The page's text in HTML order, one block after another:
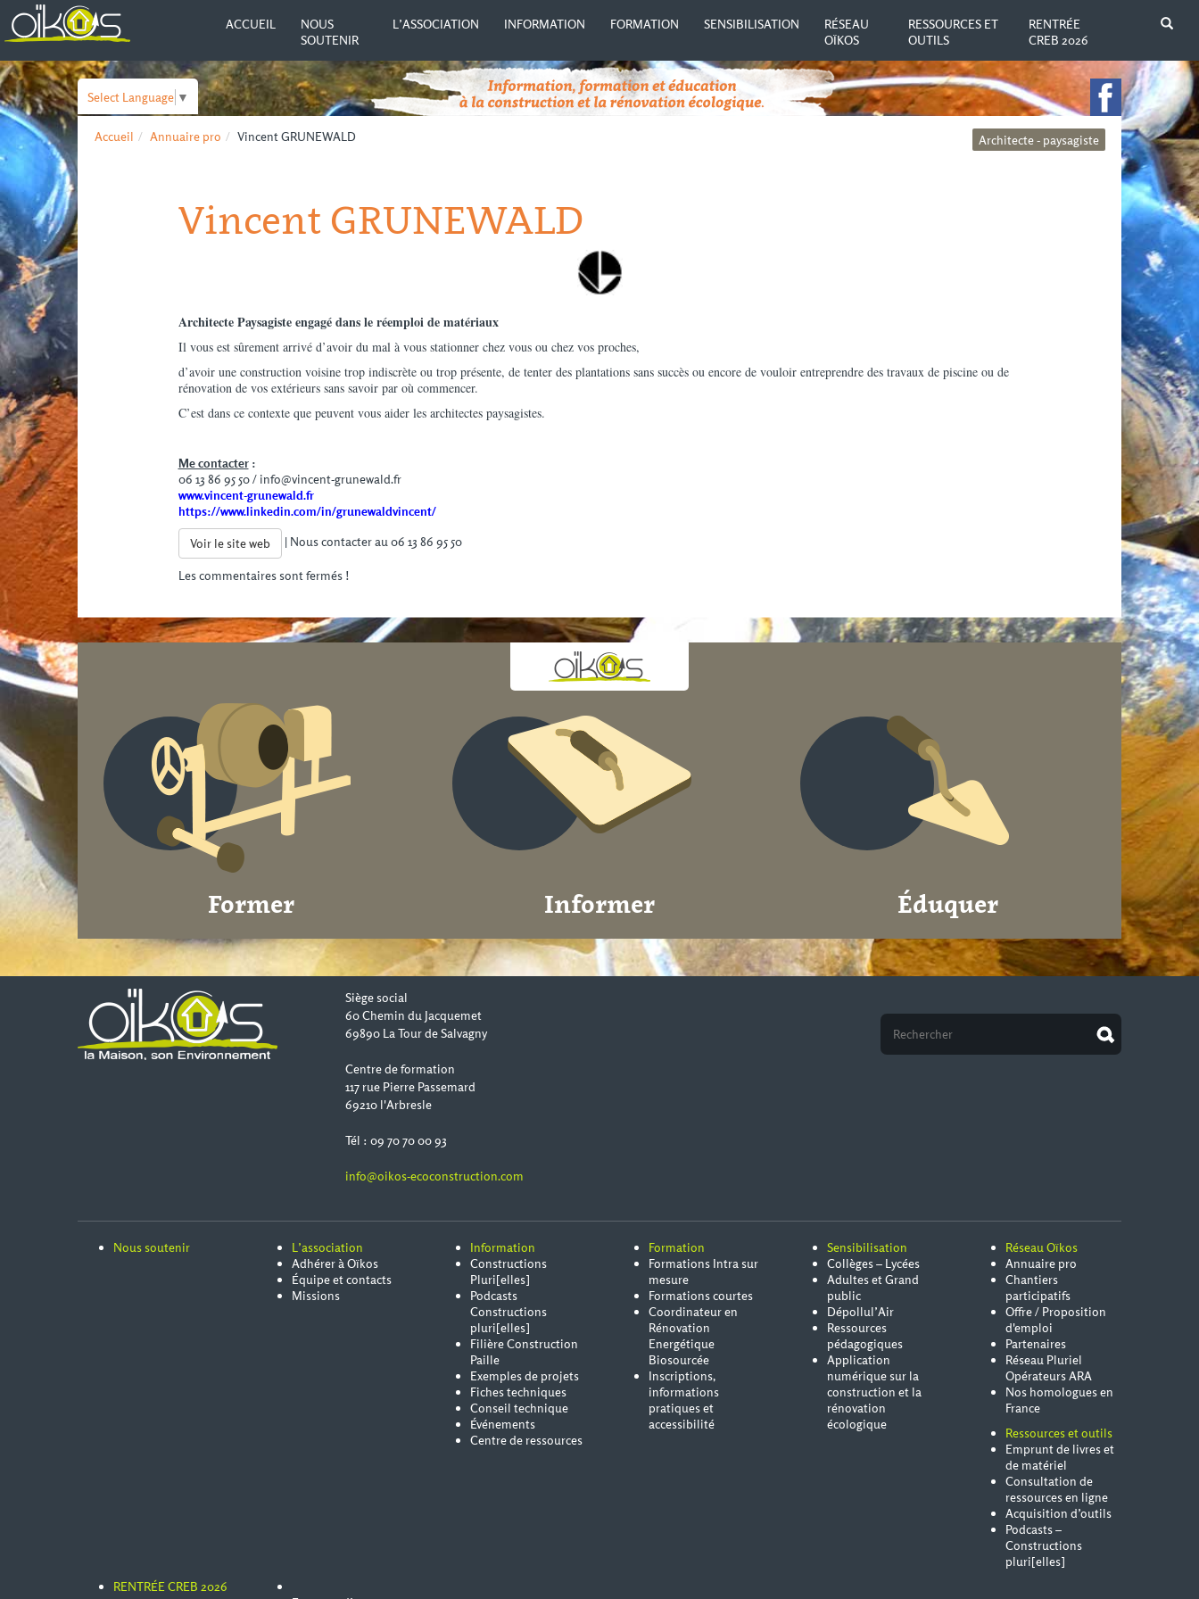
ACCUEIL
NOUS
SOUTENIR
L’ASSOCIATION INFORMATION FORMATION SENSIBILISATION
RÉSEAU
OÏKOS
RESSOURCES ET
OUTILS
RENTRÉE
CREB 2026
Select Language ▼
Accueil Annuaire pro Vincent GRUNEWALD Architecte - paysagiste
Vincent GRUNEWALD
Architecte Paysagiste engagé dans le réemploi de matériaux
Il vous est sûrement arrivé d’avoir du mal à vous stationner chez vous ou chez vos proches,
d’avoir une construction voisine trop indiscrète ou trop présente, de tenter des plantations sans succès ou encore de vouloir entreprendre des travaux de piscine ou de
rénovation de vos extérieurs sans savoir par où commencer.
C’est dans ce contexte que peuvent vous aider les architectes paysagistes.
Me contacter:
06 13 86 95 50 / info@vincent-grunewald.fr
www.vincent-grunewald.fr
https://www.linkedin.com/in/grunewaldvincent/
Voir le site web
| Nous contacter au 06 13 86 95 50
Les commentaires sont fermés !
Former Informer Éduquer
Siège social
60 Chemin du Jacquemet
69890 La Tour de Salvagny
Centre de formation
117 rue Pierre Passemard
69210 l'Arbresle
Tél : 09 70 70 00 93
info@oikos-ecoconstruction.com
Nous soutenir
L’association
Adhérer à Oïkos
Équipe et contacts
Missions
Information
Constructions
Pluri[elles]
Podcasts
Constructions
pluri[elles]
Filière Construction
Paille
Exemples de projets
Fiches techniques
Conseil technique
Événements
Centre de ressources
Formation
Formations Intra sur
mesure
Formations courtes
Coordinateur en
Rénovation
Energétique
Biosourcée
Inscriptions,
informations
pratiques et
accessibilité
Sensibilisation
Collèges – Lycées
Adultes et Grand
public
Dépollul’Air
Ressources
pédagogiques
Application
numérique sur la
construction et la
rénovation
écologique
Réseau Oïkos
Annuaire pro
Chantiers
participatifs
Offre / Proposition
d'emploi
Partenaires
Réseau Pluriel
Opérateurs ARA
Nos homologues en
France
Ressources et outils
Emprunt de livres et
de matériel
Consultation de
ressources en ligne
Acquisition d’outils
Podcasts –
Constructions
pluri[elles]
RENTRÉE CREB 2026